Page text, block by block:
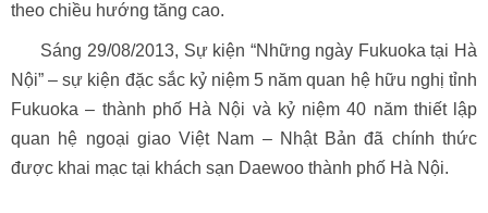
theo chiều hướng tăng cao.
Sáng 29/08/2013, Sự kiện “Những ngày Fukuoka tại Hà
Nội” – sự kiện đặc sắc kỷ niệm 5 năm quan hệ hữu nghị tỉnh
Fukuoka – thành phố Hà Nội và kỷ niệm 40 năm thiết lập
quan hệ ngoại giao Việt Nam – Nhật Bản đã chính thức
được khai mạc tại khách sạn Daewoo thành phố Hà Nội.